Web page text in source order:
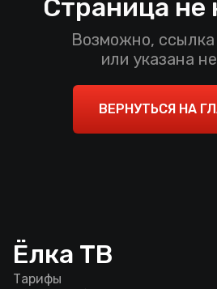
Страница не
Возможно, ссылка
или указана
ВЕРНУТЬСЯ НА
Ёлка ТВ
Тарифы